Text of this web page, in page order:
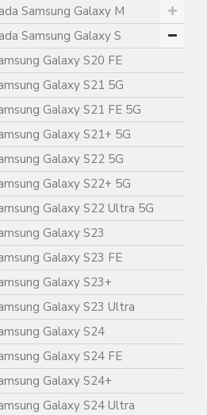
Samsung Galaxy M
Samsung Galaxy S
Galaxy S20 FE
Galaxy S21 5G
Galaxy S21 FE 5G
Galaxy S21+ 5G
Galaxy S22 5G
Galaxy S22+ 5G
Galaxy S22 Ultra 5G
Galaxy S23
Galaxy S23 FE
Galaxy S23+
Galaxy S23 Ultra
Galaxy S24
Galaxy S24 FE
Galaxy S24+
Galaxy S24 Ultra